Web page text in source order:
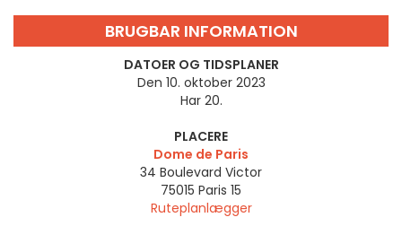
BRUGBAR INFORMATION
DATOER OG TIDSPLANER
Den 10. oktober 2023
Har 20.
PLACERE
Dome de Paris
34 Boulevard Victor
75015 Paris 15
Ruteplanlægger